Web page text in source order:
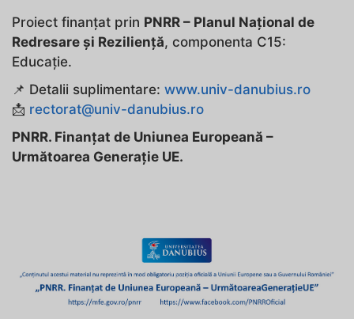
Proiect finanțat prin PNRR – Planul Național de
Redresare și Reziliență, componenta C15:
Educație.
📌 Detalii suplimentare: www.univ-danubius.ro
📩 rectorat@univ-danubius.ro
PNRR. Finanțat de Uniunea Europeană –
Următoarea Generație UE.